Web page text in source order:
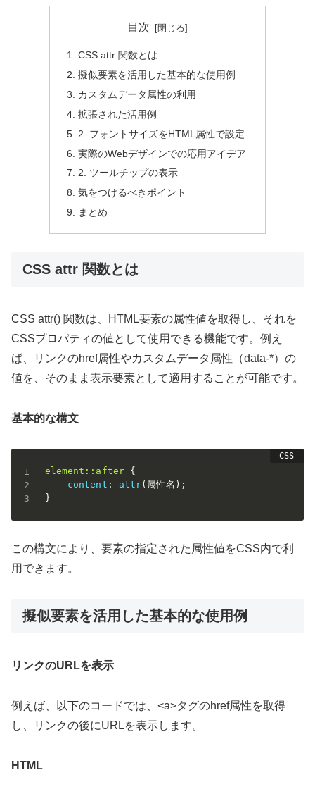
目次
CSS attr 関数とは
擬似要素を活用した基本的な使用例
カスタムデータ属性の利用
拡張された活用例
2. フォントサイズをHTML属性で設定
実際のWebデザインでの応用アイデア
2. ツールチップの表示
気をつけるべきポイント
まとめ
CSS attr 関数とは
CSS attr() 関数は、HTML要素の属性値を取得し、それを
CSSプロパティの値として使用できる機能です。例え
ば、リンクのhref属性やカスタムデータ属性（data-*）の
値を、そのまま表示要素として適用することが可能です。
基本的な構文
element::after
{
content : attr( 属性名 ) ;
}
この構文により、要素の指定された属性値をCSS内で利
用できます。
擬似要素を活用した基本的な使用例
リンクのURLを表示
例えば、以下のコードでは、<a>タグのhref属性を取得
し、リンクの後にURLを表示します。
HTML